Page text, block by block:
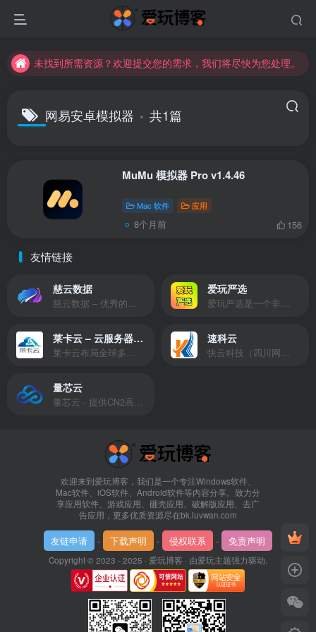
未找到所需资源？欢迎提交您的需求，我们将尽快为您处理。
未找到所需资源？欢迎提交您的需求，我们将尽快为您处理。
网易安卓模拟器 共1篇
MuMu 模拟器 Pro v1.4.46
Mac 软件 应用
8个月前 156
友情链接
慈云数据
慈云数据 – 优秀的云服务器服务商，提供最具有性价比的产品。慈云数据是开发者必不可少的良心云
爱玩严选
爱玩严选是一个非常有保障且性价比极高的虚拟商城，包括但不限于苹果证书、技术指导、会员充值等多种虚拟服务！
莱卡云 – 云服务器提供商
莱卡云布局全球多个地理区域。提供服务有：境外云服务器、国内云服务器、独立服务器、服务器托管、CDN、SSL证书、游戏服务器等业务。
速科云
快云科技（四川网联快云科技有限公司）成立于2021年，主营互联网业务平台服务提供商。公司专注为用户提供低价高性能云计算产品，致力于云计算应用的易用性开发，并引导云计算在国内普及
量芯云
量芯云 - 提供CN2高速香港美国云服务器&专业高防服务器租用等云服务器供应商
欢迎来到爱玩博客，我们是一个专注Windows软件、
Mac软件、iOS软件、Android软件等内容分享。致力分
享应用软件、游戏应用、砸壳应用、破解版应用、去广
告应用，更多优质资源尽在bk.luvwan.com
友链申请 - 下载声明 - 侵权联系 - 免责声明
Copyright © 2023 - 2025 · 爱玩博客 · 由爱玩主题强力驱动.